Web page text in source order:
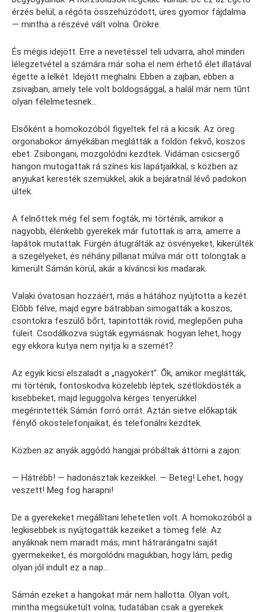
érzés belül, a régóta összehúzódott, üres gyomor fájdalma
— mintha a részévé vált volna. Örökre.
És mégis idejött. Erre a nevetéssel teli udvarra, ahol minden
lélegzetvétel a számára már soha el nem érhető élet illatával
égette a lelkét. Idejött meghalni. Ebben a zajban, ebben a
zsivajban, amely tele volt boldogsággal, a halál már nem tűnt
olyan félelmetesnek…
Elsőként a homokozóból figyeltek fel rá a kicsik. Az öreg
orgonabokor árnyékában meglátták a földön fekvő, koszos
ebet. Zsibongani, mozgolódni kezdtek. Vidáman csicsergő
hangon mutogattak rá színes kis lapátjaikkal, s közben az
anyjukat keresték szemükkel, akik a bejáratnál lévő padokon
ültek.
A felnőttek még fel sem fogták, mi történik, amikor a
nagyobb, élénkebb gyerekek már futottak is arra, amerre a
lapátok mutattak. Fürgén átugrálták az ösvényeket, kikerülték
a szegélyeket, és néhány pillanat múlva már ott tolongtak a
kimerült Sámán körül, akár a kíváncsi kis madarak.
Valaki óvatosan hozzáért, más a hátához nyújtotta a kezét.
Előbb félve, majd egyre bátrabban simogatták a koszos,
csontokra feszülő bőrt, tapintották rövid, meglepően puha
füleit. Csodálkozva súgták egymásnak: hogyan lehet, hogy
egy ekkora kutya nem nyitja ki a szemét?
Az egyik kicsi elszaladt a „nagyokért”. Ők, amikor meglátták,
mi történik, fontoskodva közelebb léptek, szétlökdösték a
kisebbeket, majd leguggolva kérges tenyerükkel
megérintették Sámán forró orrát. Aztán sietve előkapták
fénylő okostelefonjaikat, és telefonálni kezdtek.
Közben az anyák aggódó hangjai próbáltak áttörni a zajon:
— Hátrébb! — hadonásztak kezeikkel. — Beteg! Lehet, hogy
veszett! Meg fog harapni!
De a gyerekeket megállítani lehetetlen volt. A homokozóból a
legkisebbek is nyújtogatták kezeiket a tömeg felé. Az
anyáknak nem maradt más, mint hátrarángatni saját
gyermekeiket, és morgolódni magukban, hogy lám, pedig
olyan jól indult ez a nap…
Sámán ezeket a hangokat már nem hallotta. Olyan volt,
mintha megsüketült volna; tudatában csak a gyerekek